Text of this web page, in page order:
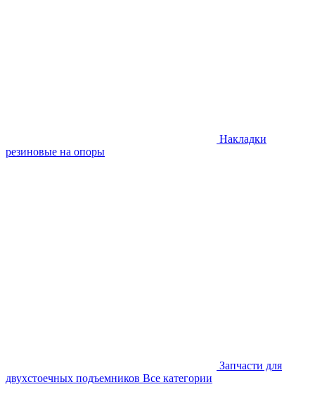
Накладки
резиновые на опоры
Запчасти для
двухстоечных подъемников Все категории